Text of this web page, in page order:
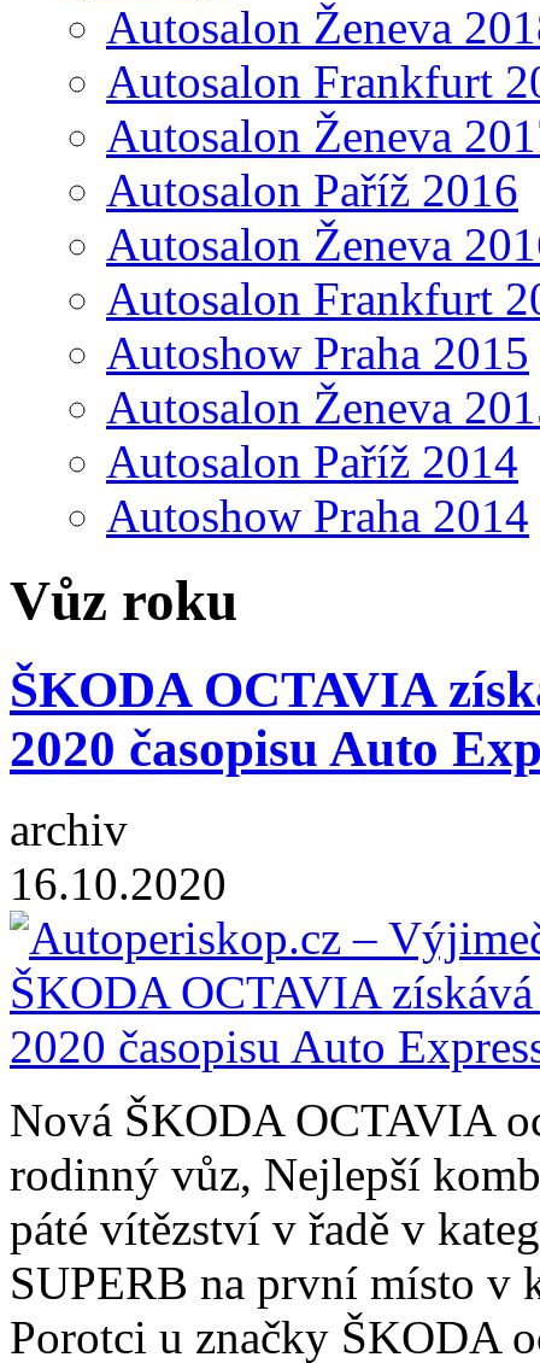
Autosalon Ženeva
Autosalon Frankfurt
Autosalon Ženeva
Autosalon Paříž 2016
Autosalon Ženeva
Autosalon Frankfurt
Autoshow Praha 2015
Autosalon Ženeva
Autosalon Paříž 2014
Autoshow Praha 2014
Vůz roku
ŠKODA OCTAVIA
2020 časopisu Auto
archiv
16.10.2020
Nová ŠKODA OCTAVIA
rodinný vůz, Nejlepší
páté vítězství v řadě v
SUPERB na první místo v
Porotci u značky ŠKODA